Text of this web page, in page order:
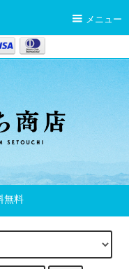
メニュー
無料